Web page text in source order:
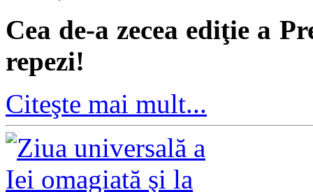
Cea de-a zecea ediţie a
repezi!
Citeşte mai mult...